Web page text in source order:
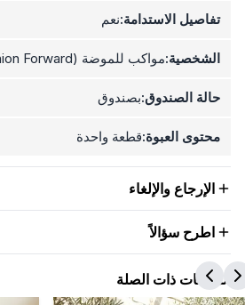
تفاصيل الاستدامة:نعم
الشخصية:مواكب للموضة (Fashion Forward)
حالة الصندوق:بصندوق
محتوى العبوة:قطعة واحدة
الإرجاع والإلغاء
اطرح سؤالاً
المنتجات ذات الصلة